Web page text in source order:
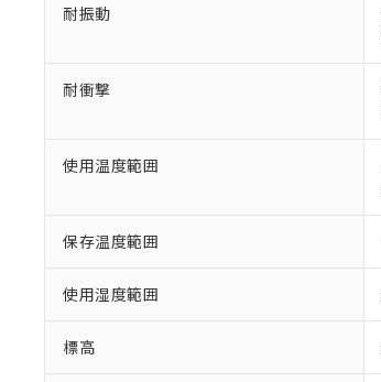
耐振動
耐衝撃
使用温度範囲
保存温度範囲
使用湿度範囲
標高